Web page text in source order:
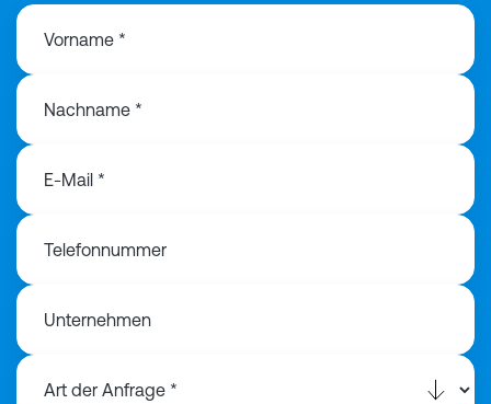
Vorname *
Nachname *
E-Mail *
Telefonnummer
Unternehmen